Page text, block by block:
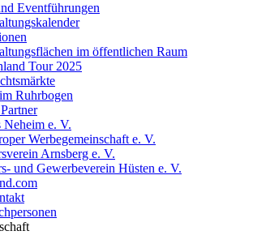
Eventführungen
im öffentlichen Raum
Tour 2025
Ruhrbogen
e. V.
Werbegemeinschaft e. V.
Arnsberg e. V.
und Gewerbeverein Hüsten e. V.